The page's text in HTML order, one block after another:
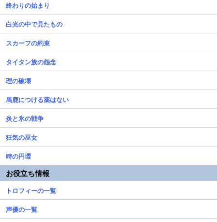
終わりの始まり
白光の中で見たもの
スカーフの約束
タイタン族の怨念
理の破壊
馬鹿につける薬はない
炎と氷の戦争
狂気の巫女
時の円環
お役立ち情報
トロフィーの一覧
声優の一覧